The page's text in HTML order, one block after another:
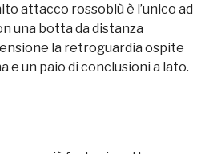
attacco rossoblù è l’unico ad
una botta da distanza
la retroguardia ospite
e un paio di conclusioni a lato.